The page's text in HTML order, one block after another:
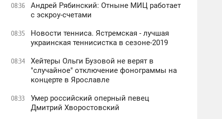
08:36
Андрей Рябинский: Отныне МИЦ работает
с эскроу-счетами
08:35
Новости тенниса. Ястремская - лучшая
украинская теннисистка в сезоне-2019
08:34
Хейтеры Ольги Бузовой не верят в
"случайное" отключение фонограммы на
концерте в Ярославле
08:33
Умер российский оперный певец
Дмитрий Хворостовский